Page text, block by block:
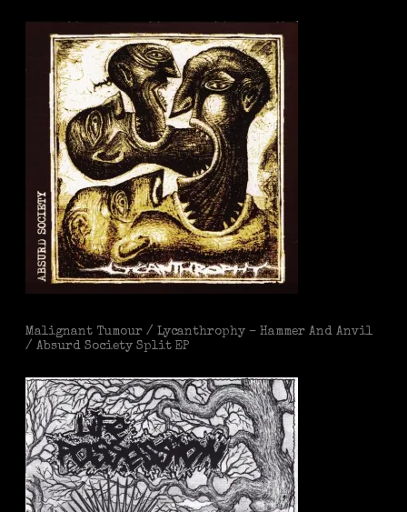
Malignant Tumour / Lycanthrophy – Hammer And Anvil
/ Absurd Society Split EP